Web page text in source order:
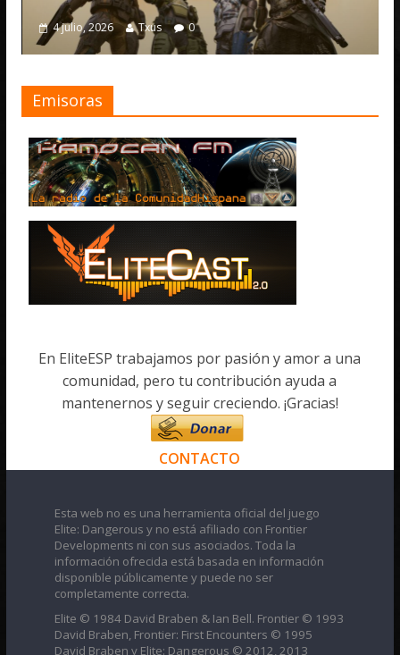
4 julio, 2026 Txus 0
Emisoras
En EliteESP trabajamos por pasión y amor a una
comunidad, pero tu contribución ayuda a
mantenernos y seguir creciendo. ¡Gracias!
CONTACTO
Esta web no es una herramienta oficial del juego
Elite: Dangerous y no está afiliado con Frontier
Developments ni con sus asociados. Toda la
información ofrecida está basada en información
disponible públicamente y puede no ser
completamente correcta.
Elite © 1984 David Braben & Ian Bell. Frontier © 1993
David Braben, Frontier: First Encounters © 1995
David Braben y Elite: Dangerous © 2012, 2013